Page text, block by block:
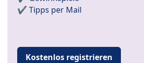
✔️ Tipps per Mail
Kostenlos registrieren